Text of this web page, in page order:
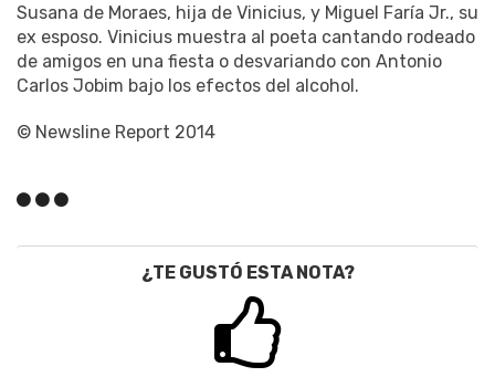
Susana de Moraes, hija de Vinicius, y Miguel Faría Jr., su
ex esposo. Vinicius muestra al poeta cantando rodeado
de amigos en una fiesta o desvariando con Antonio
Carlos Jobim bajo los efectos del alcohol.
© Newsline Report 2014
¿TE GUSTÓ ESTA NOTA?